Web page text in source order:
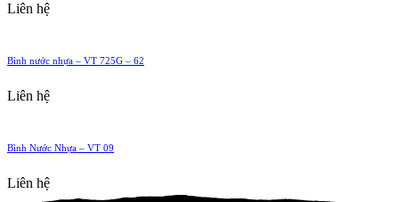
Liên hệ
Bình nước nhựa – VT 725G – 62
Liên hệ
Bình Nước Nhựa – VT 09
Liên hệ